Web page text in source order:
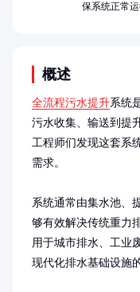
概述
全流程污水提升系统
污水收集、输送到提
工程师们发现这套系
需求。
系统通常由集水池、
够有效解决传统重力
用于城市排水、工业
现代化排水基础设施
保系统正常运